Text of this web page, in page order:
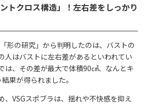
トクロス構造」！左右差をしっかり
形の研究」から判明したのは、バストの
人はバストに左右差があるといわれてい
は、その差が最大で体積90㎤、なんとキ
果が得られました。
、VSGスポブラは、揺れや不快感を抑え